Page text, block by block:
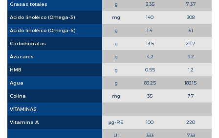
Grasas totales g 3,35 7.37
Acido linoléico (Omega-3) mg 140 308
Acido linoléico (Omega-6) g 1.4 3.1
Carbohidratos g 13.5 29.7
Ázucares g 4,2 9.2
HMB g 0.55 1.2
Agua g 83.25 183.15
Colina mg 35 77
VITAMINAS
Vitamina A μg-RE 100 220
UI 333 733